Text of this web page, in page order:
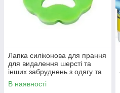
Лапка силіконова для прання
для видалення шерсті та
інших забруднень з одягу та
меблів
В наявності